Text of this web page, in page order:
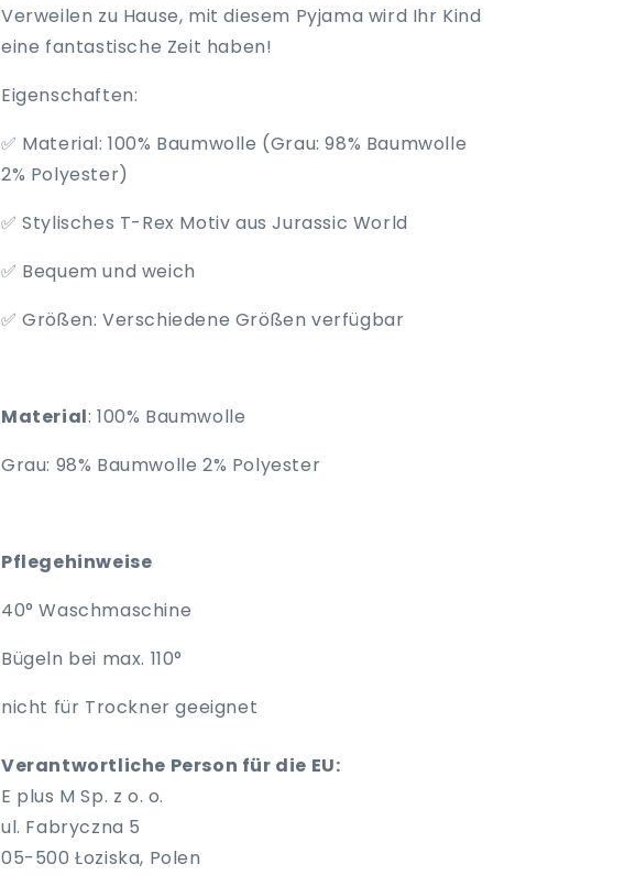
Verweilen zu Hause, mit diesem Pyjama wird Ihr Kind
eine fantastische Zeit haben!
Eigenschaften:
✅ Material: 100% Baumwolle (Grau: 98% Baumwolle
2% Polyester)
✅ Stylisches T-Rex Motiv aus Jurassic World
✅ Bequem und weich
✅ Größen: Verschiedene Größen verfügbar
Material: 100% Baumwolle
Grau: 98% Baumwolle 2% Polyester
Pflegehinweise
40° Waschmaschine
Bügeln bei max. 110°
nicht für Trockner geeignet
Verantwortliche Person für die EU:
E plus M Sp. z o. o.
ul. Fabryczna 5
05-500 Łoziska, Polen